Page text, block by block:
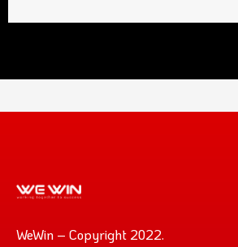
WeWin – Copyright 2022.